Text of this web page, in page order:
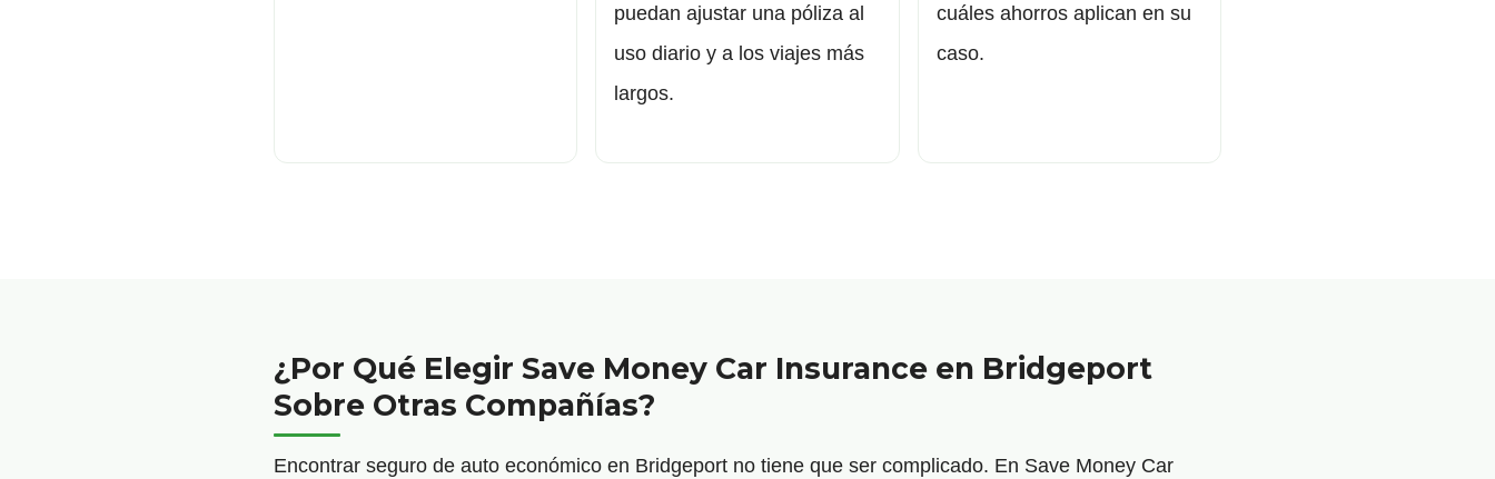
puedan ajustar una póliza al
uso diario y a los viajes más
largos.
cuáles ahorros aplican en su
caso.
¿Por Qué Elegir Save Money Car Insurance en Bridgeport
Sobre Otras Compañías?
Encontrar seguro de auto económico en Bridgeport no tiene que ser complicado. En Save Money Car